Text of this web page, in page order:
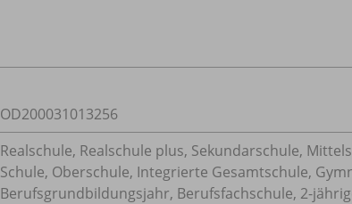
OD200031013256
Realschule, Realschule plus, Sekundarschule,
Schule, Oberschule, Integrierte Gesamtschule,
Berufsgrundbildungsjahr, Berufsfachschule, 2-